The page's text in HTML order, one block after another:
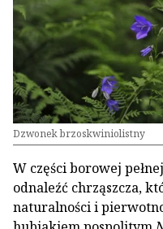
Dzwonek brzoskwiniolistny
W części borowej
odnaleźć chrząszcza,
naturalności i